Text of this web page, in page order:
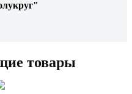
товары